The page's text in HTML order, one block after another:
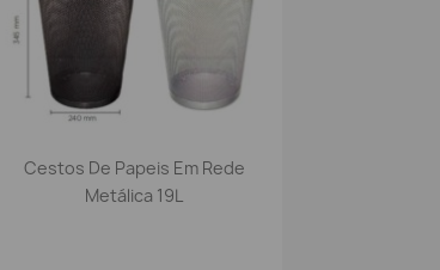
Vista rápida
Cestos De Papeis Em Rede
Metálica 19L